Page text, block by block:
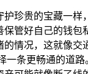
护珍贵的宝藏一
管好自己的钱包
的情况，这就像
条更畅通的道路